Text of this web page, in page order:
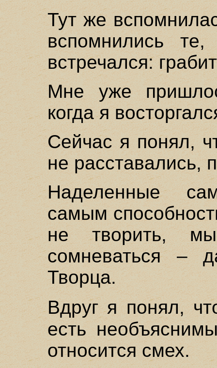
Тут же
вспомнились
встречался:
Мне уже
когда я
Сейчас я понял,
не расставались,
Наделенные
самым
не творить,
сомневаться –
Творца.
Вдруг я понял,
есть
относится смех.